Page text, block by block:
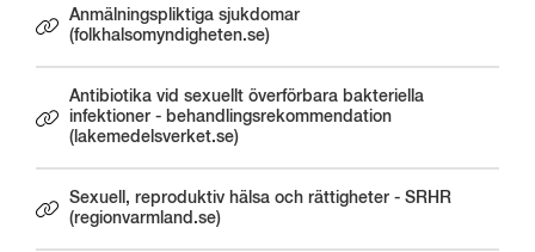
Anmälningspliktiga sjukdomar
(folkhalsomyndigheten.se)
Länk till annan webbplats.
Antibiotika vid sexuellt överförbara bakteriella
infektioner - behandlingsrekommendation
(lakemedelsverket.se)
Länk till annan webbplats.
Sexuell, reproduktiv hälsa och rättigheter - SRHR
(regionvarmland.se)
Länk till annan webbplats.